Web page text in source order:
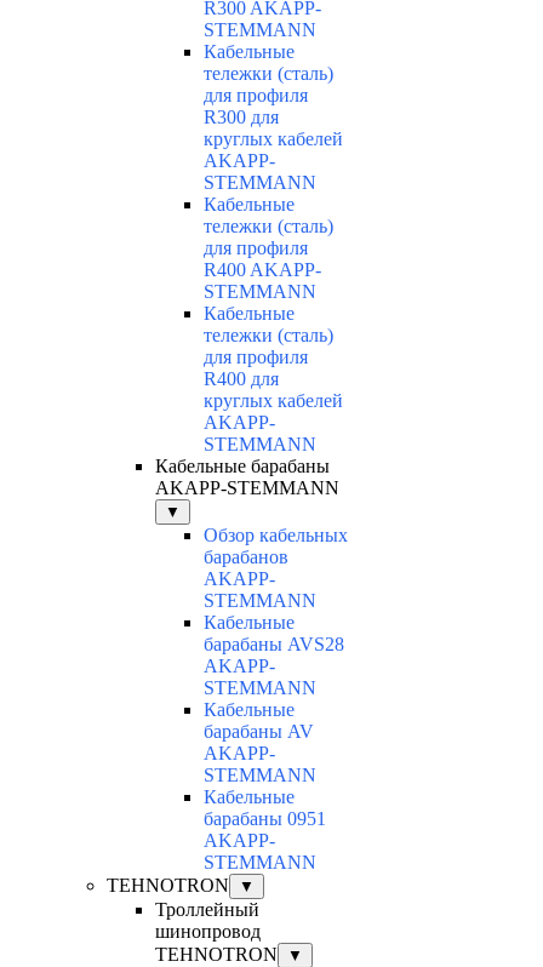
R300 AKAPP-
STEMMANN
Кабельные
тележки (сталь)
для профиля
R300 для
круглых кабелей
AKAPP-
STEMMANN
Кабельные
тележки (сталь)
для профиля
R400 AKAPP-
STEMMANN
Кабельные
тележки (сталь)
для профиля
R400 для
круглых кабелей
AKAPP-
STEMMANN
Кабельные барабаны
AKAPP-STEMMANN
▼
Обзор кабельных
барабанов
AKAPP-
STEMMANN
Кабельные
барабаны AVS28
AKAPP-
STEMMANN
Кабельные
барабаны AV
AKAPP-
STEMMANN
Кабельные
барабаны 0951
AKAPP-
STEMMANN
TEHNOTRON
▼
Троллейный
шинопровод
TEHNOTRON
▼